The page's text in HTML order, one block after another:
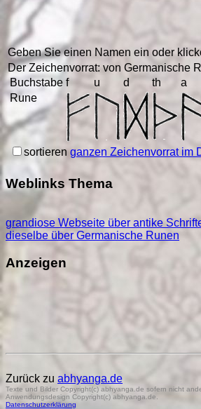
Geben Sie einen Namen ein oder
Der Zeichenvorrat: von Germanische
Buchstabe f u d th a
Rune
sortieren ganzen Zeichenvorrat im
Weblinks Thema
grandiose Webseite über antike
dieselbe über Germanische Runen
Anzeigen
Zurück zu abhyanga.de
Texte und Bilder Copyright(c) abhyanga.de sofern nicht
Anwendungsdesign Copyright(c) abhyanga.de.
Datenschutzerklärung